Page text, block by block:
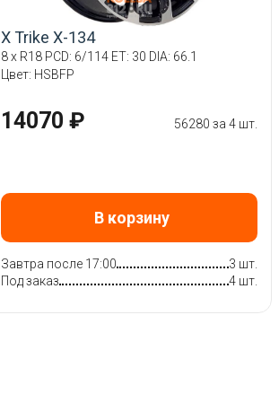
X Trike X-134
8 x R18 PCD: 6/114 ET: 30 DIA: 66.1
Цвет: HSBFP
14070 ₽ 56280 за 4 шт.
В корзину
Завтра после 17:00
3 шт.
Под заказ
4 шт.